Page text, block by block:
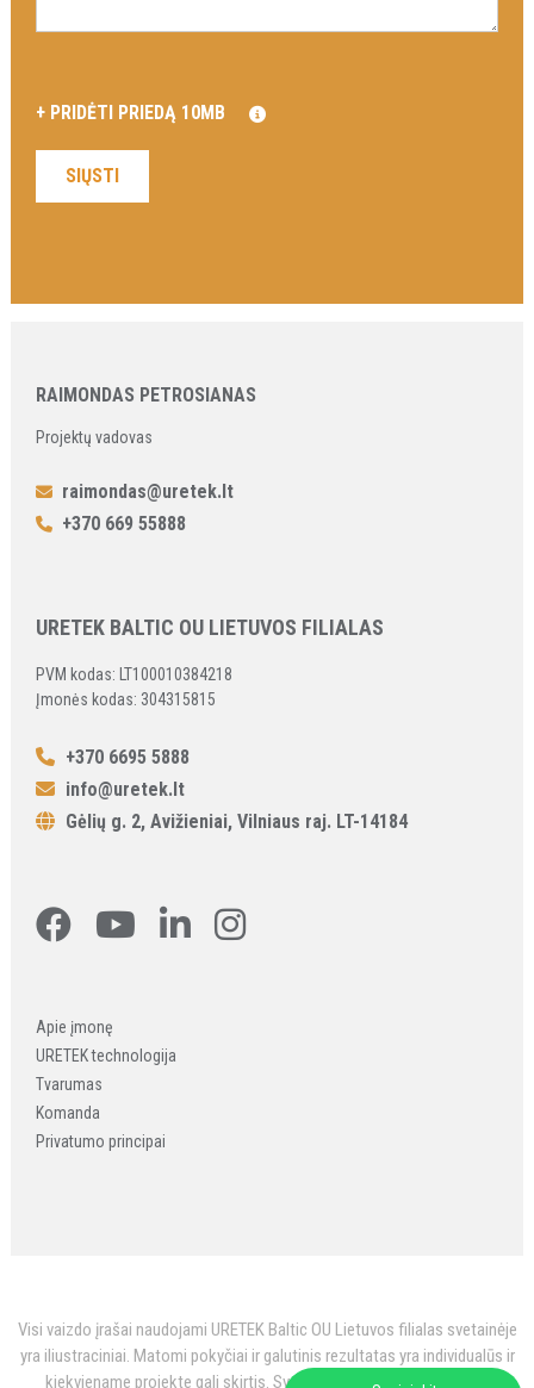
RAIMONDAS PETROSIANAS
Projektų vadovas
raimondas@uretek.lt
+370 669 55888
URETEK BALTIC OU LIETUVOS FILIALAS
PVM kodas: LT100010384218
Įmonės kodas: 304315815
+370 6695 5888
info@uretek.lt
Gėlių g. 2, Avižieniai, Vilniaus raj. LT-14184
Apie įmonę
URETEK technologija
Tvarumas
Komanda
Privatumo principai
Visi vaizdo įrašai naudojami URETEK Baltic OU Lietuvos filialas svetainėje
yra iliustraciniai. Matomi pokyčiai ir galutinis rezultatas yra individualūs ir
kiekviename projekte gali skirtis. Svetainėje pateikti vaizdo įrašai